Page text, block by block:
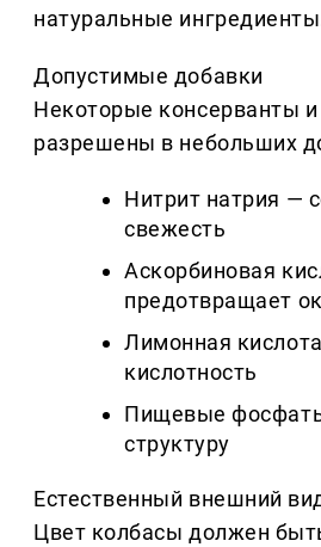
натуральные
Допустимые добавки
Некоторые консерванты
разрешены в небольших
Нитрит натрия —
свежесть
Аскорбиновая
предотвращает
Лимонная
кислотность
Пищевые
структуру
Естественный внешний
Цвет колбасы должен